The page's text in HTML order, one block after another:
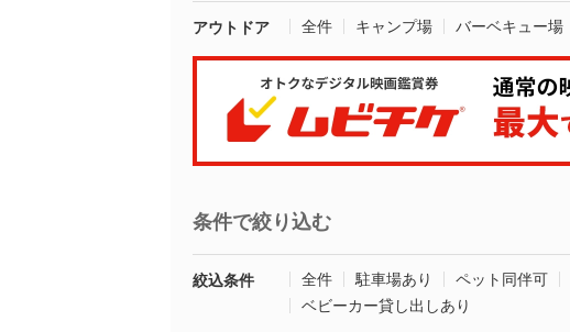
アウトドア 全件 キャンプ場 バーベキュー場
条件で絞り込む
絞込条件 全件 駐車場あり ペット同伴可
ベビーカー貸し出しあり